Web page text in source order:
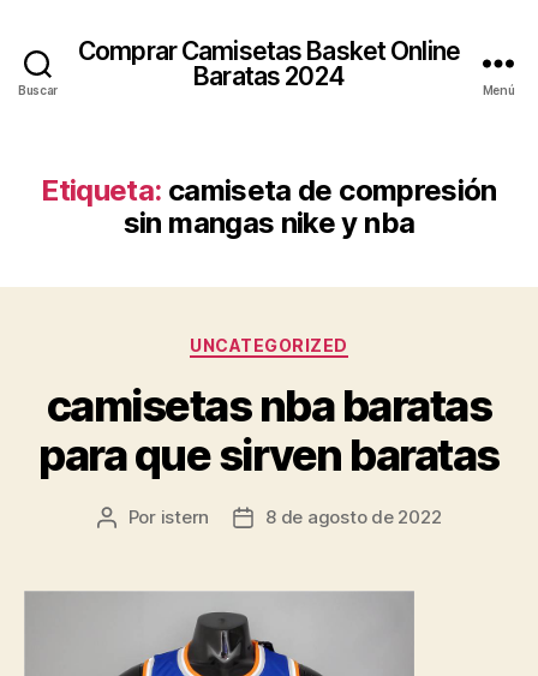
Buscar
Comprar Camisetas Basket Online
Baratas 2024
Menú
Etiqueta: camiseta de compresión
sin mangas nike y nba
Categorías
UNCATEGORIZED
camisetas nba baratas
para que sirven baratas
Autor
entrada
Por istern
Fecha
entrada
8 de agosto de 2022